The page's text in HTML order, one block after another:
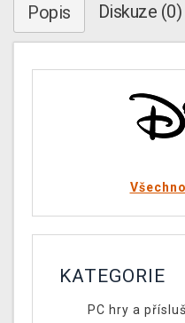
Popis Diskuze (0)
KATEGORIE
PC hry a